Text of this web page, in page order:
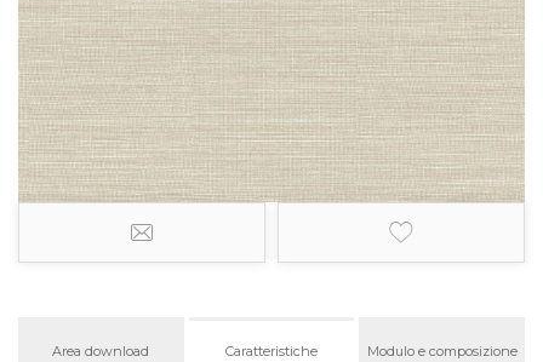
Area download Caratteristiche Modulo e composizione